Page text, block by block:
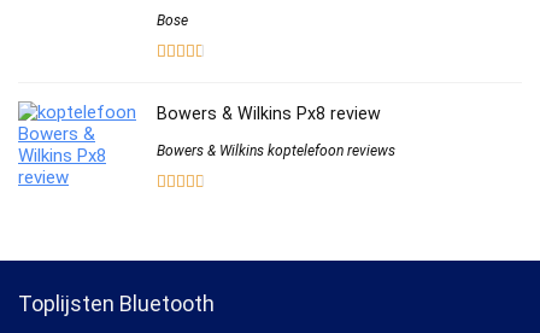
Bose QuietComfort Earbuds II review
Bose
Bowers & Wilkins Px8 review